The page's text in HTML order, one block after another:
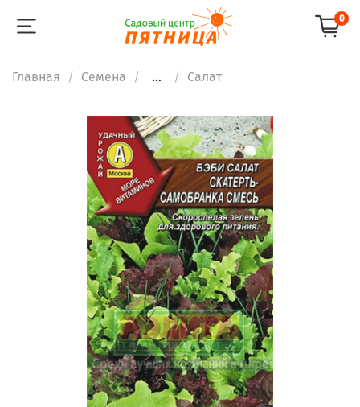
0
Главная Семена ... Салат